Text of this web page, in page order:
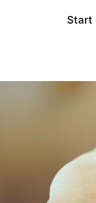
Start